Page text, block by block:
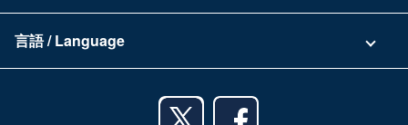
資料ダウンロード
Stock公式ブログ
iPhoneアプリ
言語 / Language